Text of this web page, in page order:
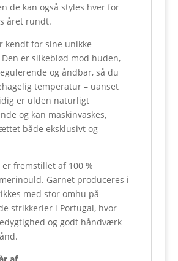
de kan også styles hver for
året rundt.
kendt for sine unikke
er silkeblød mod huden,
og åndbar, så du
temperatur – uanset
er ulden naturligt
og kan maskinvaskes,
både eksklusivt og
fremstillet af 100 %
Garnet produceres i
med stor omhu på
strikkerier i Portugal, hvor
og godt håndværk